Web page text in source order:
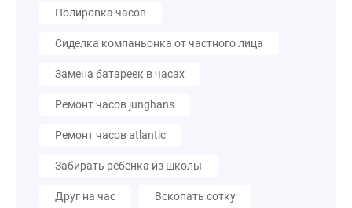
Полировка часов
Сиделка компаньонка от частного лица
Замена батареек в часах
Ремонт часов junghans
Ремонт часов atlantic
Забирать ребенка из школы
Друг на час Вскопать сотку